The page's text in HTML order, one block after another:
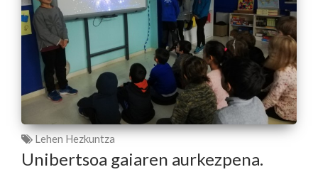
Lehen Hezkuntza
Unibertsoa gaiaren aurkezpena.